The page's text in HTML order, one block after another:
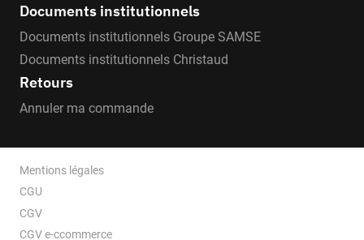
Documents institutionnels
Documents institutionnels Groupe SAMSE
Documents institutionnels Christaud
Retours
Annuler ma commande
Mentions légales
CGU
CGV
CGV e-ccommerce